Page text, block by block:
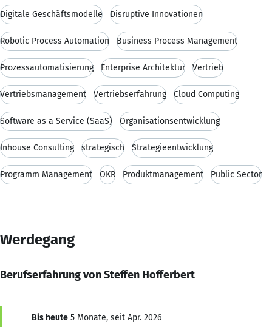
Digitale Geschäftsmodelle Disruptive Innovationen
Robotic Process Automation Business Process Management
Prozessautomatisierung Enterprise Architektur Vertrieb
Vertriebsmanagement Vertriebserfahrung Cloud Computing
Software as a Service (SaaS) Organisationsentwicklung
Inhouse Consulting strategisch Strategieentwicklung
Programm Management OKR Produktmanagement Public Sector
Werdegang
Berufserfahrung von Steffen Hofferbert
Bis heute 5 Monate, seit Apr. 2026